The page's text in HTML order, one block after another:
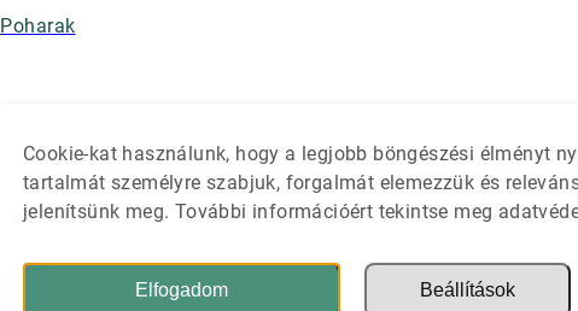
Poharak
Cookie-kat használunk, hogy a legjobb böngészési élményt
tartalmát személyre szabjuk, forgalmát elemezzük és
jelenítsünk meg. További információért tekintse meg
Elfogadom Beállítások